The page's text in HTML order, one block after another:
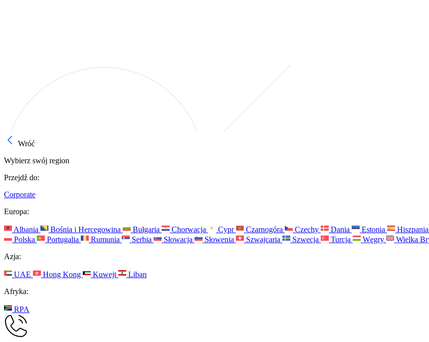
Wróć
Wybierz swój region
Przejdź do:
Corporate
Europa:
Albania Bośnia i Hercegowina Bułgaria Chorwacja Cypr Czarnogóra Czechy Dania Estonia Hiszpania
Polska
Portugalia Rumunia Serbia Słowacja Słowenia Szwajcaria Szwecja Turcja Węgry Wielka
Azja:
UAE Hong Kong Kuwejt
Liban
Afryka:
RPA